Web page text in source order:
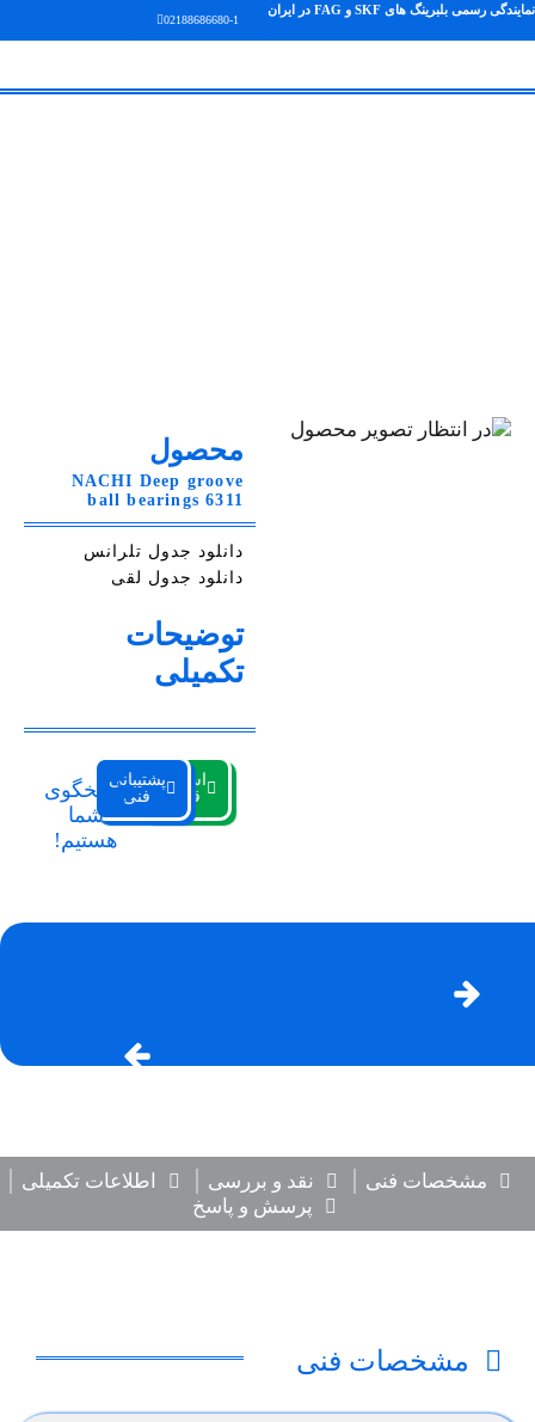
نمایندگی رسمی بلبرینگ های SKF و FAG در ایران
02188686680-1
محصول
NACHI Deep groove
ball bearings 6311
دانلود جدول تلرانس
دانلود جدول لقی
توضیحات
تکمیلی
استعلام
قیمت
پشتیبانی
فنیپاسخگوی
شما
هستیم!
مشخصات فنی نقد و بررسی
اطلاعات تکمیلی
پرسش و پاسخ
مشخصات فنی